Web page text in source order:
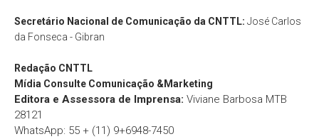
Secretário Nacional de Comunicação da CNTTL: José Carlos
da Fonseca - Gibran
Redação CNTTL
Mídia Consulte Comunicação &Marketing
Editora e Assessora de Imprensa: Viviane Barbosa MTB
28121
WhatsApp: 55 + (11) 9+6948-7450